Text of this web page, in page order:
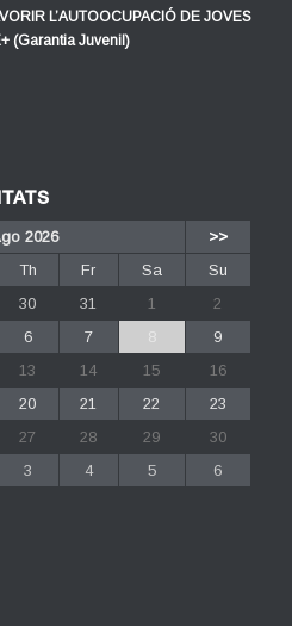
L’AUTOOCUPACIÓ DE JOVES
(Garantia Juvenil)
2026
>>
Th Fr Sa
Su
30 31 1
2
6 7 8
9
13 14 15
16
20 21 22
23
27 28 29
30
3 4 5 6